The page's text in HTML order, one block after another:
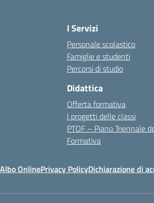
I Servizi
Personale scolastico
Famiglie e studenti
Percorsi di studio
Didattica
Offerta formativa
I progetti delle classi
PTOF – Piano Triennale
Formativa
Albo OnlinePrivacy PolicyDichiarazione di